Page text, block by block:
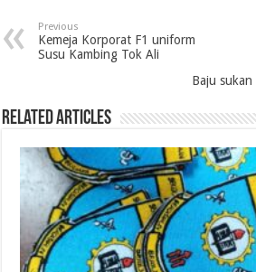
Previous
Kemeja Korporat F1 uniform
Susu Kambing Tok Ali
Baju sukan
Related Articles